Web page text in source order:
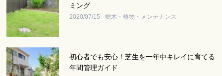
ミング
2020/07/15 樹木・植物・メンテナンス
初心者でも安心！芝生を一年中キレイに育てる
年間管理ガイド